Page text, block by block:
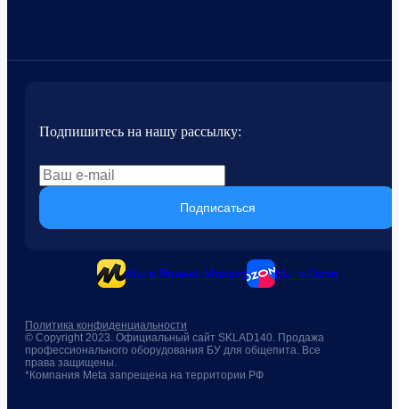
Подпишитесь на нашу рассылку:
Подписаться
Мы в Яндекс.Маркет Мы в Ozon
© Copyright 2023. Официальный сайт SKLAD140. Продажа
профессионального оборудования БУ для общепита. Все
права защищены.
*Компания Meta запрещена на территории РФ
Политика конфиденциальности